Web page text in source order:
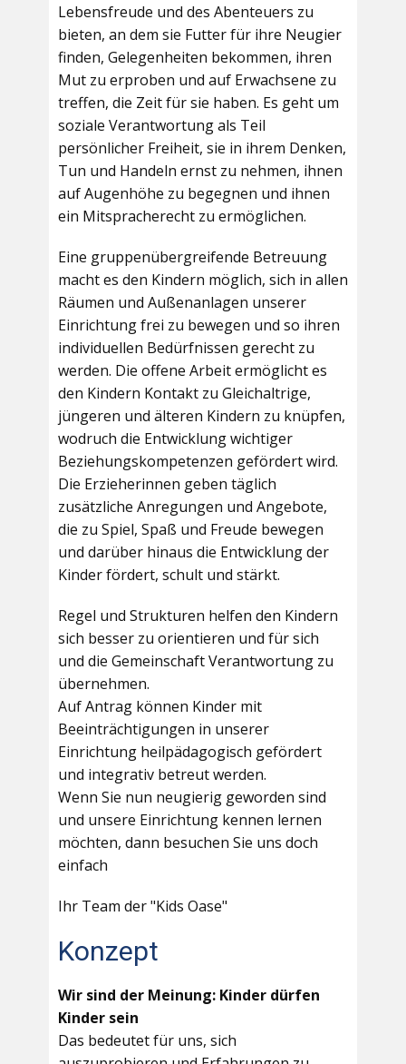
Lebensfreude und des Abenteuers zu
bieten, an dem sie Futter für ihre Neugier
finden, Gelegenheiten bekommen, ihren
Mut zu erproben und auf Erwachsene zu
treffen, die Zeit für sie haben. Es geht um
soziale Verantwortung als Teil
persönlicher Freiheit, sie in ihrem Denken,
Tun und Handeln ernst zu nehmen, ihnen
auf Augenhöhe zu begegnen und ihnen
ein Mitspracherecht zu ermöglichen.
Eine gruppenübergreifende Betreuung
macht es den Kindern möglich, sich in allen
Räumen und Außenanlagen unserer
Einrichtung frei zu bewegen und so ihren
individuellen Bedürfnissen gerecht zu
werden. Die offene Arbeit ermöglicht es
den Kindern Kontakt zu Gleichaltrige,
jüngeren und älteren Kindern zu knüpfen,
wodruch die Entwicklung wichtiger
Beziehungskompetenzen gefördert wird.
Die Erzieherinnen geben täglich
zusätzliche Anregungen und Angebote,
die zu Spiel, Spaß und Freude bewegen
und darüber hinaus die Entwicklung der
Kinder fördert, schult und stärkt.
Regel und Strukturen helfen den Kindern
sich besser zu orientieren und für sich
und die Gemeinschaft Verantwortung zu
übernehmen.
Auf Antrag können Kinder mit
Beeinträchtigungen in unserer
Einrichtung heilpädagogisch gefördert
und integrativ betreut werden.
Wenn Sie nun neugierig geworden sind
und unsere Einrichtung kennen lernen
möchten, dann besuchen Sie uns doch
einfach
Ihr Team der "Kids Oase"
Konzept
Wir sind der Meinung: Kinder dürfen
Kinder sein
Das bedeutet für uns, sich